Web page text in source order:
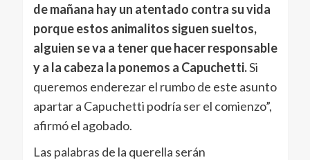
de mañana hay un atentado contra su vida
porque estos animalitos siguen sueltos,
alguien se va a tener que hacer responsable
y a la cabeza la ponemos a Capuchetti.Si
queremos enderezar el rumbo de este asunto
apartar a Capuchetti podría ser el comienzo”,
afirmó el agobado.
Las palabras de la querella serán